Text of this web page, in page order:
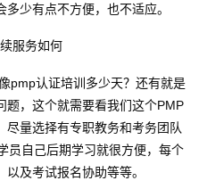
少有点不方便，也不适应。
服务如何
pmp认证培训多少天？还有就是
题，这个就需要看我们这个PMP
尽量选择有专职教务和考务团队
员自己后期学习就很方便，每个
及考试报名协助等等。